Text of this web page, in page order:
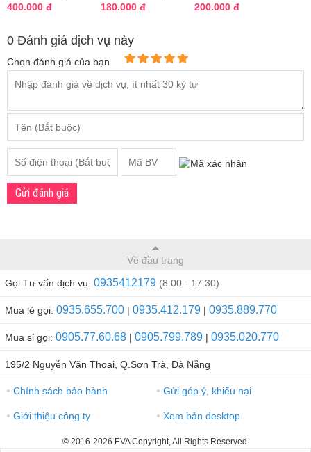
Toning Water Light
400.000 đ
Facial Toner 200ml
180.000 đ
Hadasui 400ml của
200.000 đ
0 Đánh giá dịch vụ này
Chọn đánh giá của bạn
Gửi đánh giá
Về đầu trang
Gọi Tư vấn dịch vụ: 0935412179 (8:00 - 17:30)
Mua lẻ gọi: 0935.655.700 | 0935.412.179 | 0935.889.770
Mua sỉ gọi: 0905.77.60.68 | 0905.799.789 | 0935.020.770
195/2 Nguyễn Văn Thoại, Q.Sơn Trà, Đà Nẵng
● Chính sách bảo hành ● Gửi góp ý, khiếu nại
● Giới thiệu công ty ● Xem bản desktop
© 2016-2026 EVA Copyright, All Rights Reserved.